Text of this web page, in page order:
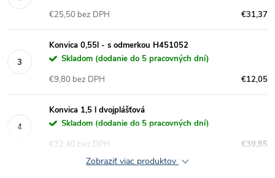
€31,37
€25,50 bez DPH
Konvica 0,55l - s odmerkou H451052
Skladom (dodanie do 5 pracovných dní)
€12,05
€9,80 bez DPH
Konvica 1,5 l dvojplášťová
Skladom (dodanie do 5 pracovných dní)
€39,85
€32,40 bez DPH
Zobraziť viac produktov